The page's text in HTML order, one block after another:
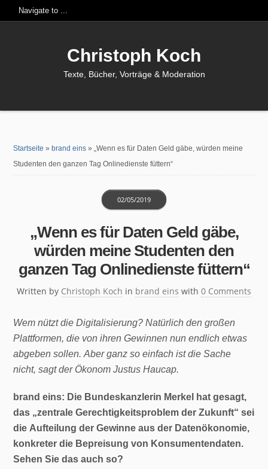
Christoph Koch
Texte, Bücher, Vorträge & Moderation
Startseite » brand eins »„Wenn es für Daten Geld gäbe, würden meine
Studenten den ganzen Tag Onlinedienste füttern“
„Wenn es für Daten Geld gäbe,
würden meine Studenten den
ganzen Tag Onlinedienste füttern“
Written by Christoph Koch
02/05/2019
in brand eins with 0 Comments
Wem nützt die Digitalisierung? Natürlich den großen
Plattformen, die von ihren Gewinnen nun endlich etwas
abgeben sollen. Aber ganz so einfach ist die Sache
nicht, sagt der Ökonom Justus Haucap.
brand eins: Die Bundeskanzlerin Merkel hat gesagt,
das „zentrale Gerechtigkeitsproblem der Zukunft“ sei
die Aufteilung der Gewinne aus der Datenökonomie,
konkreter die Bepreisung von Konsumentendaten.
Sehen Sie das auch so?